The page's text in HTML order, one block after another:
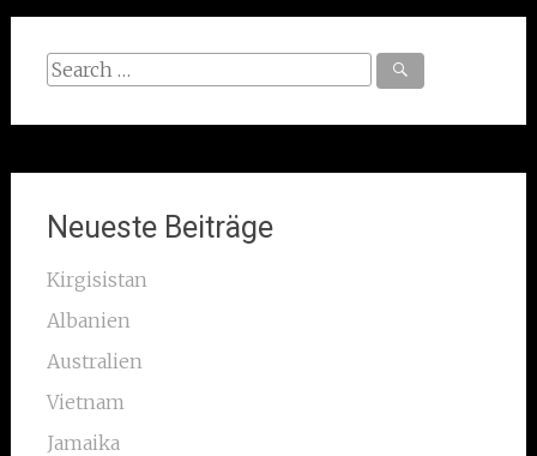
Search
Neueste Beiträge
Kirgisistan
Albanien
Australien
Vietnam
Jamaika